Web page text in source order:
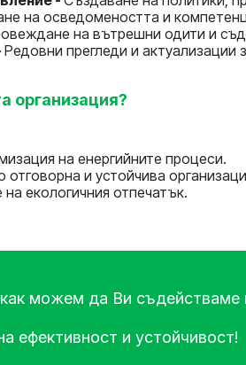
на осведомеността и
на вътрешни одити и
Редовни прегледи и
организация?
на енергийните процеси.
и устойчива
екологичния отпечатък.
можем да Ви съдействаме
ефективност и устойчивост!